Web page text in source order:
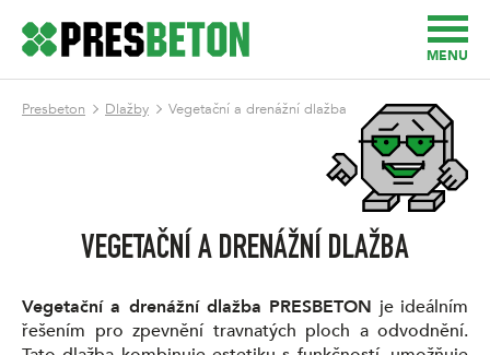
MENU
Presbeton Dlažby Vegetační a drenážní dlažba
VEGETAČNÍ A DRENÁŽNÍ DLAŽBA
Vegetační a drenážní dlažba PRESBETON je ideálním
řešením pro zpevnění travnatých ploch a odvodnění.